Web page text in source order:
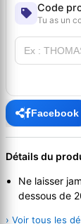
Code
Tu as un
Facebook
Détails du
Ne laisser
dessous de
› Voir tous les